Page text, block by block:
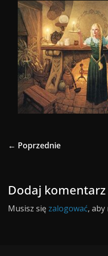
← Poprzednie
Dodaj komentarz
Musisz się zalogować, aby